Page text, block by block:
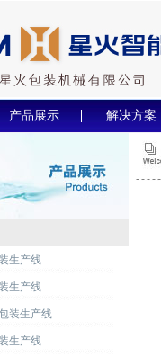
产品展示 解决方案
生产线
生产线
装生产线
生产线